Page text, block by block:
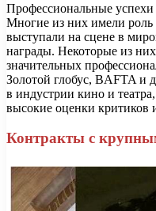
Профессиональные
Многие из них имели роль
выступали на сцене в
награды. Некоторые из
значительных
Золотой глобус, BAFTA и
в индустрии кино и
высокие оценки критиков
Контракты с